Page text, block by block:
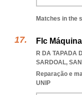
Matches in the
Flc
R DA TAPADA
SARDOAL,
Reparação e
UNIP